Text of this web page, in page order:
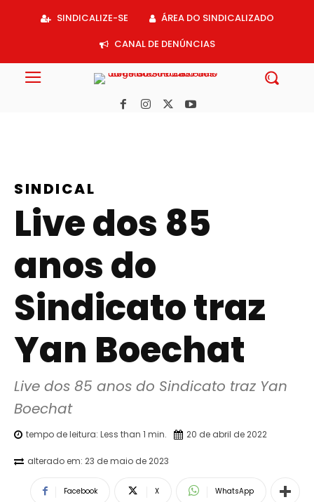
SINDICALIZE-SE
ÁREA DO SINDICALIZADO
CANAL DE DENÚNCIAS
SINDICAL
Live dos 85
anos do
Sindicato traz
Yan Boechat
Live dos 85 anos do Sindicato traz Yan
Boechat
tempo de leitura: Less than 1 min. 20 de abril de 2022
alterado em: 23 de maio de 2023
Facebook X WhatsApp